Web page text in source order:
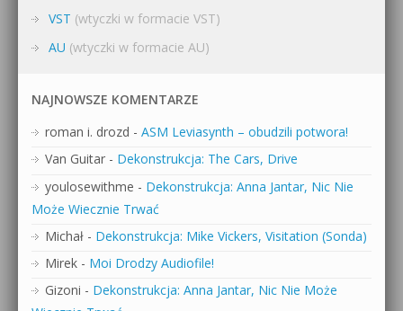
VST (wtyczki w formacie VST)
AU (wtyczki w formacie AU)
NAJNOWSZE KOMENTARZE
roman i. drozd - ASM Leviasynth – obudzili potwora!
Van Guitar - Dekonstrukcja: The Cars, Drive
youlosewithme - Dekonstrukcja: Anna Jantar, Nic Nie
Może Wiecznie Trwać
Michał - Dekonstrukcja: Mike Vickers, Visitation (Sonda)
Mirek - Moi Drodzy Audiofile!
Gizoni - Dekonstrukcja: Anna Jantar, Nic Nie Może